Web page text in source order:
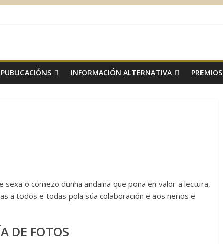
PUBLICACIÓNS INFORMACIÓN ALTERNATIVA PREMIOS
sexa o comezo dunha andaina que poña en valor a lectura,
a todos e todas pola súa colaboración e aos nenos e
DE FOTOS